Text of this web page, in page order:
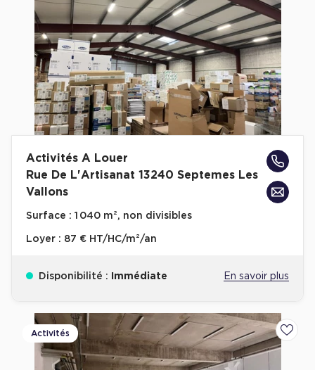
Activités A Louer
Rue De L'Artisanat 13240 Septemes Les
Vallons
Surface : 1 040 m², non divisibles
Loyer : 87 € HT/HC/m²/an
Disponibilité : Immédiate En savoir plus
Activités